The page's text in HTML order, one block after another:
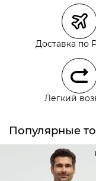
Курьерская
Самовывоз из
Самовывоз из
Курьерская
Самовывоз из
Доставка по
Легкий
Популярные